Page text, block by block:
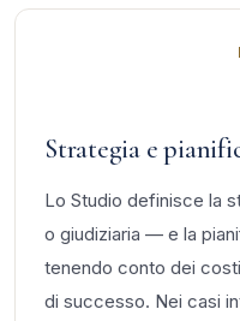
Strategia e
Lo Studio definisce la
o giudiziaria — e la
tenendo conto dei
di successo. Nei casi